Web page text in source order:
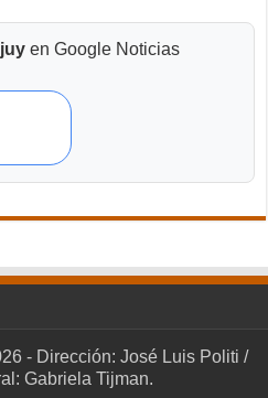
en Google Noticias
- Dirección: José Luis Politi /
Gabriela Tijman.